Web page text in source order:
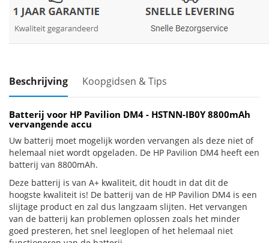
Beschrijving Koopgidsen & Tips
Batterij voor HP Pavilion DM4 - HSTNN-IB0Y 8800mAh
vervangende accu
Uw batterij moet mogelijk worden vervangen als deze niet of
helemaal niet wordt opgeladen. De HP Pavilion DM4 heeft een
batterij van 8800mAh.
Deze batterij is van A+ kwaliteit, dit houdt in dat dit de
hoogste kwaliteit is! De batterij van de HP Pavilion DM4 is een
slijtage product en zal dus langzaam slijten. Het vervangen
van de batterij kan problemen oplossen zoals het minder
goed presteren, het snel leeglopen of het helemaal niet